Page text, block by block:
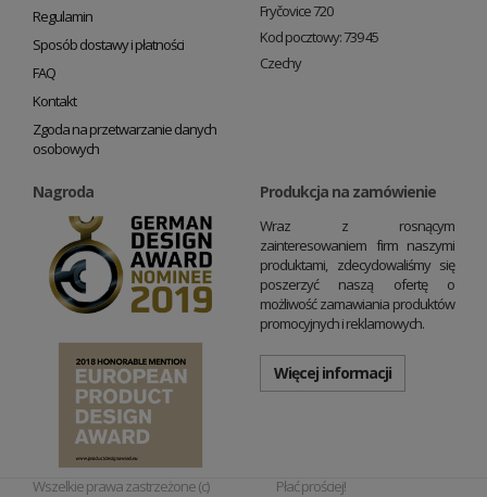
Regulamin
Sposób dostawy i płatności
FAQ
Kontakt
Zgoda na przetwarzanie danych
osobowych
Fryčovice 720
Kod pocztowy: 739 45
Czechy
Nagroda Produkcja na zamówienie
Wraz z rosnącym
zainteresowaniem firm naszymi
produktami, zdecydowaliśmy się
poszerzyć naszą ofertę o
możliwość zamawiania produktów
promocyjnych i reklamowych.
Więcej informacji
Wszelkie prawa zastrzeżone (c)
Płać prościej!